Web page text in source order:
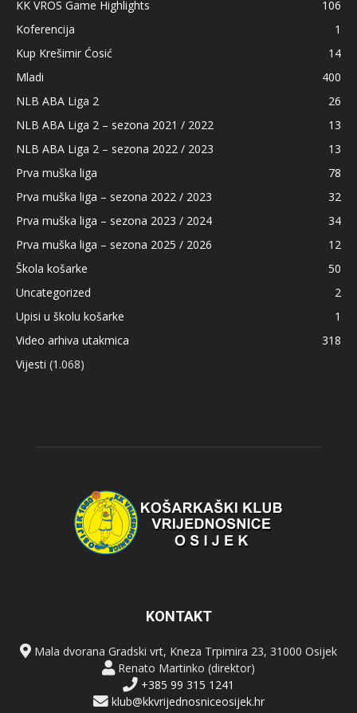
KK VROS Game Highlights
106
Koferencija
1
Kup Krešimir Ćosić
14
Mladi
400
NLB ABA Liga 2
26
NLB ABA Liga 2 – sezona 2021 / 2022
13
NLB ABA Liga 2 – sezona 2022 / 2023
13
Prva muška liga
78
Prva muška liga – sezona 2022 / 2023
32
Prva muška liga – sezona 2023 / 2024
34
Prva muška liga – sezona 2025 / 2026
12
Škola košarke
50
Uncategorized
2
Upisi u školu košarke
1
Video arhiva utakmica
318
Vijesti (1.068)
KONTAKT
Mala dvorana Gradski vrt, Kneza Trpimira 23, 31000 Osijek
Renato Martinko (direktor)
+385 99 315 1241
klub@kkvrijednosniceosijek.hr